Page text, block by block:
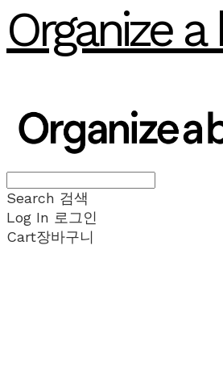
Organize a
Search 검색
Log In 로그인
Cart장바구니